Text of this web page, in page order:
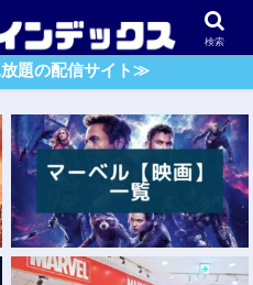
ン ガーディアンズ・O・G
題の配信サイト≫
検索